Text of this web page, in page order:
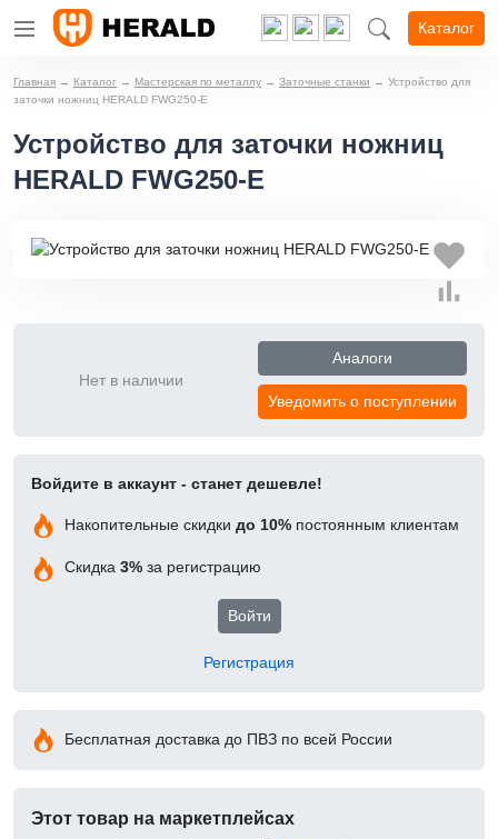
Каталог
Главная → Каталог → Мастерская по металлу → Заточные станки → Устройство для
заточки ножниц HERALD FWG250-E
Устройство для заточки ножниц
HERALD FWG250-E
Нет в наличии
Аналоги
Уведомить о поступлении
Войдите в аккаунт - станет дешевле!
Накопительные скидки до 10% постоянным клиентам
Скидка 3% за регистрацию
Войти
Регистрация
Бесплатная доставка до ПВЗ по всей России
Этот товар на маркетплейсах